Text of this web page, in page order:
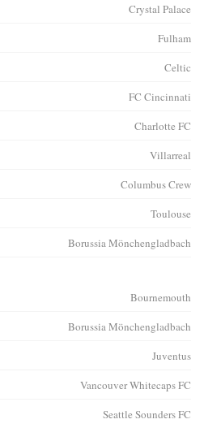
Crystal Palace
Fulham
Celtic
FC Cincinnati
Charlotte FC
Villarreal
Columbus Crew
Toulouse
Borussia Mönchengladbach
Bournemouth
Borussia Mönchengladbach
Juventus
Vancouver Whitecaps FC
Seattle Sounders FC